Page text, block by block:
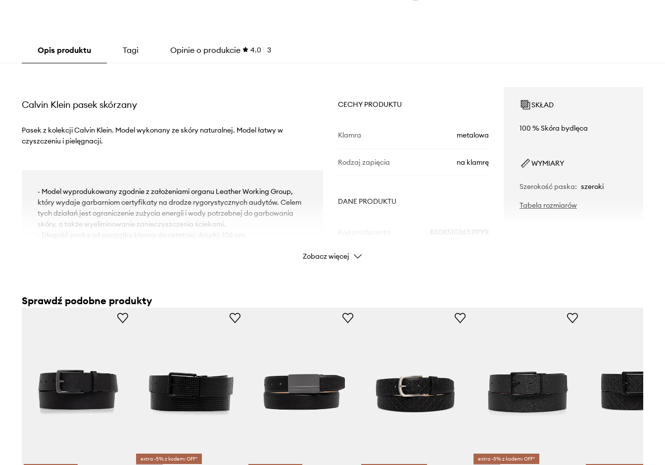
Opis produktu Tagi Opinie o produkcie 4.0 3
Calvin Klein pasek skórzany
Pasek z kolekcji Calvin Klein. Model wykonany ze skóry naturalnej. Model łatwy w
czyszczeniu i pielęgnacji.
- Model wyprodukowany zgodnie z założeniami organu Leather Working Group,
który wydaje garbarniom certyfikaty na drodze rygorystycznych audytów. Celem
tych działań jest ograniczenie zużycia energii i wody potrzebnej do garbowania
skóry, a także wyeliminowanie zanieczyszczenia ściekami.
- Długość paska od początku klamry do ostatniej dziurki: 106 cm.
CECHY PRODUKTU
Klamra metalowa
Rodzaj zapięcia na klamrę
DANE PRODUKTU
K50K510363.PPYX
Kolor
Producent
SKŁAD
100 % Skóra bydlęca
WYMIARY
Szerokość paska: szeroki
Tabela rozmiarów
Zobacz więcej
Sprawdź podobne produkty
extra -5% z kodem: OFF*
extra -5% z kodem: OFF*